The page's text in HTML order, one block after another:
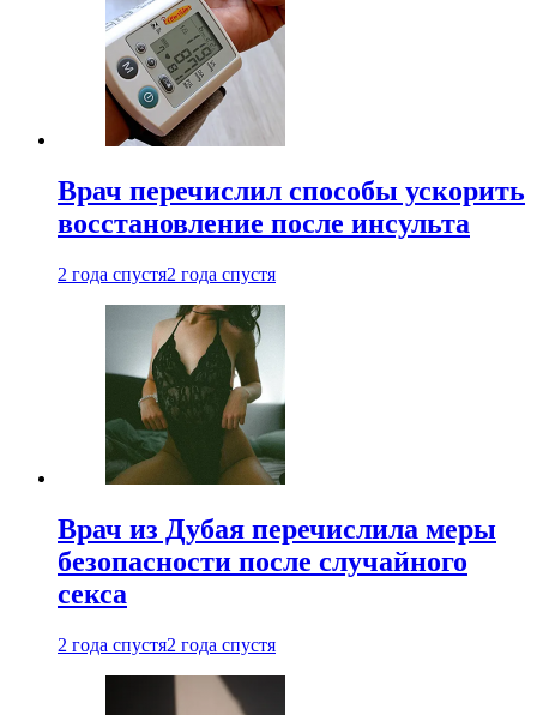
Врач перечислил способы ускорить
восстановление после инсульта
2 года спустя2 года спустя
Врач из Дубая перечислила меры
безопасности после случайного
секса
2 года спустя2 года спустя